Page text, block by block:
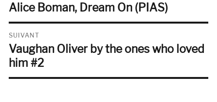
de
l’article
Publication
Alice Boman, Dream On (PIAS)
SUIVANT
Publication
suivante :
Vaughan Oliver by the ones who loved
him #2